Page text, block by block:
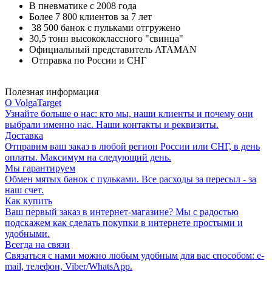
В пневматике с 2008 года
Более 7 800 клиентов за 7 лет
38 500 банок с пульками отгружено
30,5 тонн высококлассного "свинца"
Официальный представитель ATAMAN
Отправка по России и СНГ
Полезная информация
О VolgaTarget
Узнайте больше о нас: кто мы, наши клиенты и почему они
выбрали именно нас. Наши контакты и реквизиты.
Доставка
Отправим ваш заказ в любой регион России или СНГ, в день
оплаты. Максимум на следующий день.
Мы гарантируем
Обмен мятых банок с пульками. Все расходы за пересыл - за
наш счет.
Как купить
Ваш первый заказ в интернет-магазине? Мы с радостью
подскажем как сделать покупки в интернете простыми и
удобными.
Всегда на связи
Связаться с нами можно любым удобным для вас способом: e-
mail, телефон, Viber/WhatsApp.